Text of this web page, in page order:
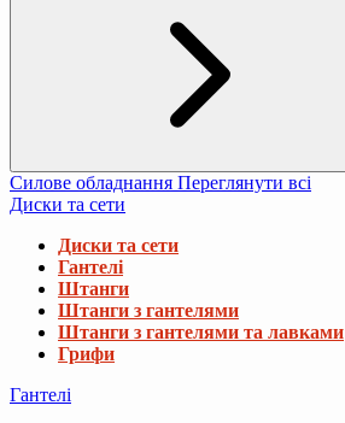
Силове обладнання Переглянути всі
Диски та сети
Диски та сети
Гантелі
Штанги
Штанги з гантелями
Штанги з гантелями та лавками
Грифи
Гантелі